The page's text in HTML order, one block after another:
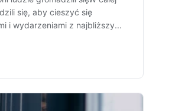
się, aby cieszyć się
i wydarzeniami z najbliższy...